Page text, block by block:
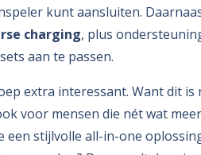
kunt aansluiten.
charging, plus
aan te passen.
extra interessant. Want dit is
voor mensen die nét wat
een stijlvolle all-in-one